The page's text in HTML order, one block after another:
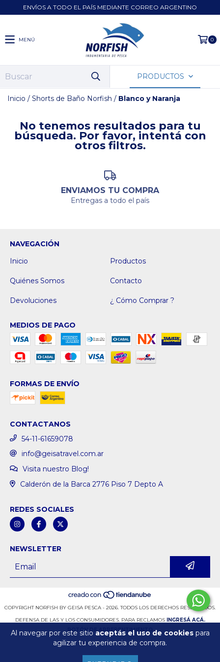
Al navegar por este sitio aceptás el uso de cookiespara
agilizar tu experiencia de compra.
ENVÍOS A TODO EL PAÍS MEDIANTE CORREO ARGENTINO
MENÚ 0
PRODUCTOS
Inicio / Shorts de Baño Norfish / Blanco y Naranja
No tenemos resultados para tu
búsqueda. Por favor, intentá con
otros filtros.
ENVIAMOS TU COMPRA
Entregas a todo el país
NAVEGACIÓN
Inicio
Productos
Quiénes Somos Contacto
Devoluciones ¿ Cómo Comprar ?
MEDIOS DE PAGO
FORMAS DE ENVÍO
CONTACTANOS
54-11-61659078
info@geisatravel.com.ar
Visita nuestro Blog!
Calderón de la Barca 2776 Piso 7 Depto A
REDES SOCIALES
NEWSLETTER
COPYRIGHT NORFISH BY GEISA PESCA - 2026. TODOS LOS DERECHOS RESERVADOS.
DEFENSA DE LAS Y LOS CONSUMIDORES. PARA RECLAMOS
INGRESÁ ACÁ.
BOTÓN DE ARREPENTIMIENTO